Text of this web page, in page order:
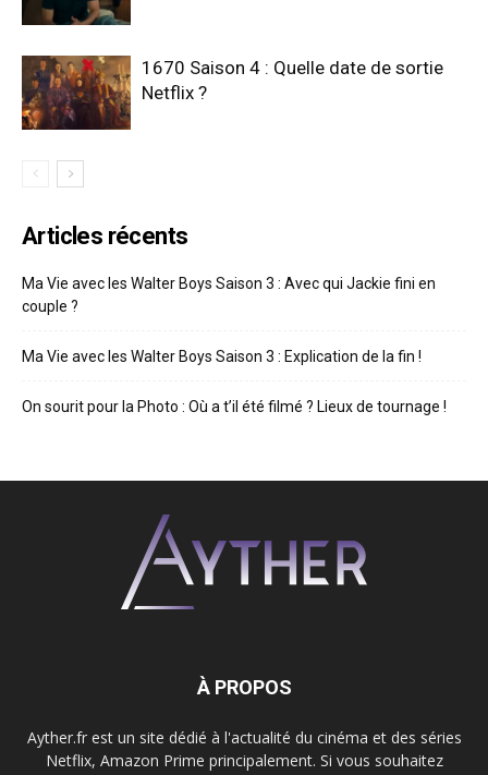
1670 Saison 4 : Quelle date de sortie
Netflix ?
Articles récents
Ma Vie avec les Walter Boys Saison 3 : Avec qui Jackie fini en
couple ?
Ma Vie avec les Walter Boys Saison 3 : Explication de la fin !
On sourit pour la Photo : Où a t’il été filmé ? Lieux de tournage !
À PROPOS
Ayther.fr est un site dédié à l'actualité du cinéma et des séries
Netflix, Amazon Prime principalement. Si vous souhaitez